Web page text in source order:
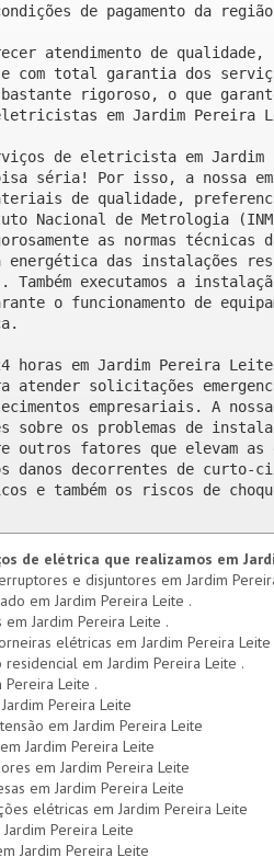
de pagamento da
atendimento de
com total garantia dos
rigoroso, o que
em Jardim Pereira
de eletricista em
séria! Por isso, a nossa
de qualidade,
Nacional de Metrologia
as normas técnicas
energética das instalações
executamos a
o funcionamento de
horas em Jardim Pereira
atender solicitações
empresariais. A
os problemas de
fatores que elevam as
decorrentes de curto-
e também os riscos de
de elétrica que realizamos em
e disjuntores em Jardim
em Jardim Pereira Leite .
Jardim Pereira Leite .
elétricas em Jardim Pereira Leite
em Jardim Pereira Leite .
Leite .
Pereira Leite
em Jardim Pereira Leite
Jardim Pereira Leite
em Jardim Pereira Leite
em Jardim Pereira Leite
elétricas em Jardim Pereira Leite
Pereira Leite
Jardim Pereira Leite